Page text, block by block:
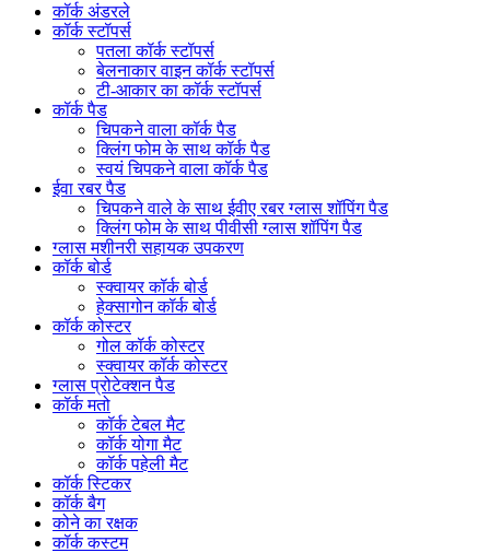
कॉर्क अंडरले
कॉर्क स्टॉपर्स
पतला कॉर्क स्टॉपर्स
बेलनाकार वाइन कॉर्क स्टॉपर्स
टी-आकार का कॉर्क स्टॉपर्स
कॉर्क पैड
चिपकने वाला कॉर्क पैड
क्लिंग फोम के साथ कॉर्क पैड
स्वयं चिपकने वाला कॉर्क पैड
ईवा रबर पैड
चिपकने वाले के साथ ईवीए रबर ग्लास शॉपिंग पैड
क्लिंग फोम के साथ पीवीसी ग्लास शॉपिंग पैड
ग्लास मशीनरी सहायक उपकरण
कॉर्क बोर्ड
स्क्वायर कॉर्क बोर्ड
हेक्सागोन कॉर्क बोर्ड
कॉर्क कोस्टर
गोल कॉर्क कोस्टर
स्क्वायर कॉर्क कोस्टर
ग्लास प्रोटेक्शन पैड
कॉर्क मतो
कॉर्क टेबल मैट
कॉर्क योगा मैट
कॉर्क पहेली मैट
कॉर्क स्टिकर
कॉर्क बैग
कोने का रक्षक
कॉर्क कस्टम